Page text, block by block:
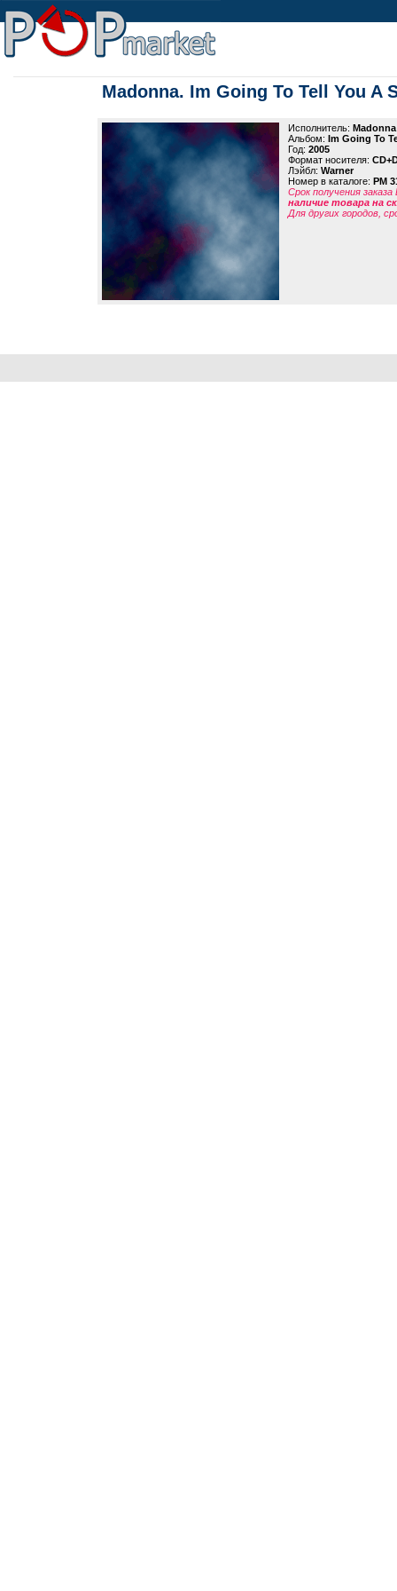
Madonna. Im Going To Tell You A
Исполнитель: Madonna
Альбом: Im Going To
Год: 2005
Формат носителя:
Лэйбл: Warner
Номер в каталоге: PM
Срок получения
наличие товара на
Для других городов,